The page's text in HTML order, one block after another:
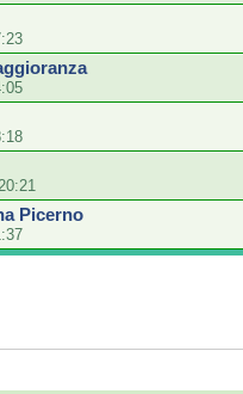
Picerno